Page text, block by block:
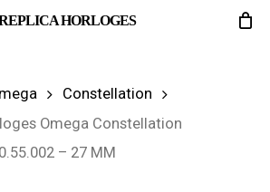
HORLOGES
Constellation
Omega Constellation
– 27 MM